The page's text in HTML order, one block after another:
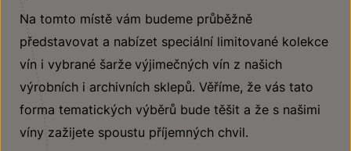
Na tomto místě vám budeme průběžně
představovat a nabízet speciální limitované kolekce
vín i vybrané šarže výjimečných vín z našich
výrobních i archivních sklepů. Věříme, že vás tato
forma tematických výběrů bude těšit a že s našimi
víny zažijete spoustu příjemných chvil.